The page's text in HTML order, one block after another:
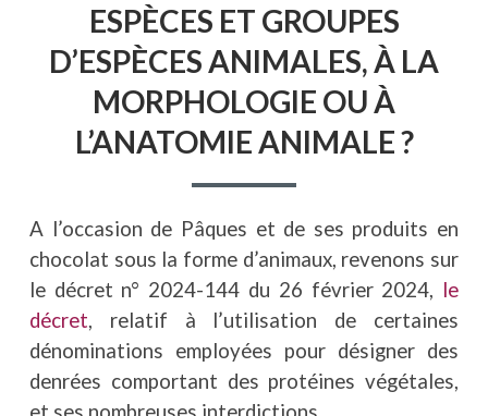
ESPÈCES ET GROUPES
D’ESPÈCES ANIMALES, À LA
MORPHOLOGIE OU À
L’ANATOMIE ANIMALE ?
A l’occasion de Pâques et de ses produits en
chocolat sous la forme d’animaux, revenons sur
le décret n° 2024-144 du 26 février 2024, le
décret, relatif à l’utilisation de certaines
dénominations employées pour désigner des
denrées comportant des protéines végétales,